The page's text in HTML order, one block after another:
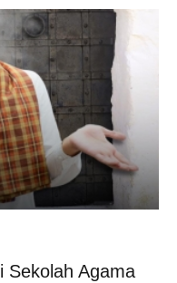
Sekolah Agama